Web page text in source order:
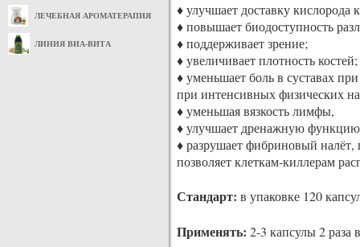
ЛЕЧЕБНАЯ АРОМАТЕРАПИЯ
ЛИНИЯ ВИА-ВИТА
♦ улучшает доставку кислорода
♦ повышает биодоступность
♦ поддерживает зрение;
♦ увеличивает плотность костей;
♦ уменьшает боль в суставах
при интенсивных физических
♦ уменьшая вязкость лимфы,
♦ улучшает дренажную
♦ разрушает фибриновый
позволяет клеткам-киллерам
Стандарт: в упаковке 120
Применять: 2-3 капсулы 2 раза